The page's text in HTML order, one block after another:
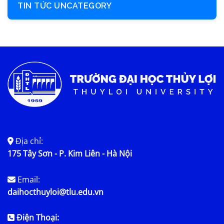
TIN TỨC UNCATEGORY
Địa chỉ:
175 Tây Sơn - P. Kim Liên - Hà Nội
Email:
daihocthuyloi@tlu.edu.vn
Điện Thoại: